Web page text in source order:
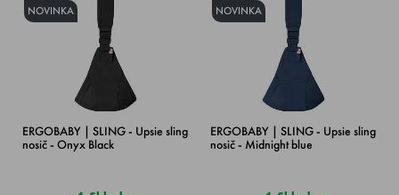
NOVINKA
ERGOBABY | SLING - Upsie sling
nosič - Onyx Black
NOVINKA
ERGOBABY | SLING - Upsie sling
nosič - Midnight blue